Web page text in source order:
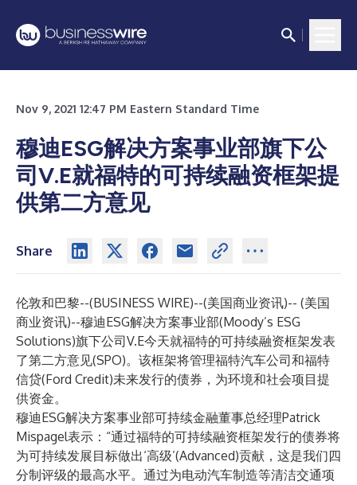
Nov 9, 2021 12:47 PM Eastern Standard Time
穆迪ESG解决方案事业部旗下公
司V.E就福特的可持续融资框架提
供第二方意见
Share
伦敦和巴黎--(BUSINESS WIRE)--(美国商业资讯)-- (美国
商业资讯)--穆迪ESG解决方案事业部(Moody’s ESG
Solutions)旗下公司V.E今天就福特的可持续融资框架发表
了第二方意见(SPO)。该框架将管理福特汽车公司和福特
信贷(Ford Credit)未来发行的债券，为环境和社会项目提
供资金。
穆迪ESG解决方案事业部可持续金融董事总经理Patrick
Mispagel表示：“通过福特的可持续融资框架发行的债券将
为可持续发展目标做出‘高级’(Advanced)贡献，这是我们四
分制评级的最高水平。通过为电动汽车制造等清洁交通项